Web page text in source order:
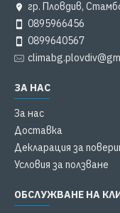
гр. Пловдив,
0895966456
0899640567
ЗА НАС
За нас
Доставка
Декларация за
Условия за ползване
ОБСЛУЖВАНЕ НА